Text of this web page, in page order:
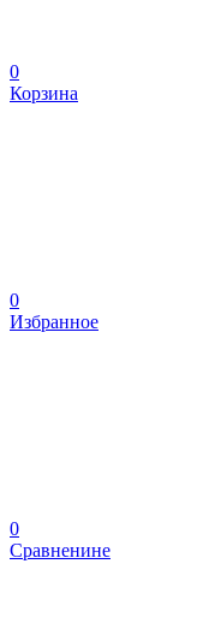
0
Корзина
0
Избранное
0
Сравненине